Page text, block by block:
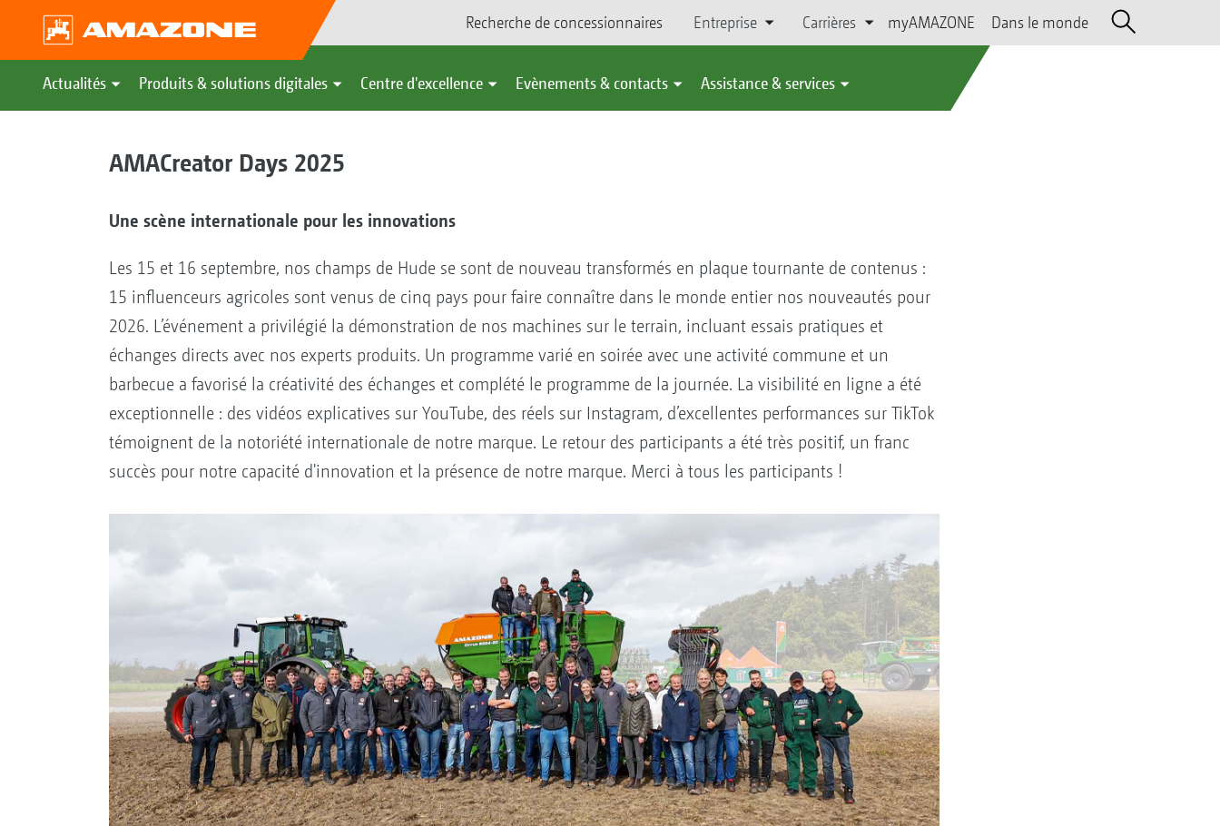
Recherche de concessionnaires Entreprise Carrières myAMAZONE Dans le monde
Actualités Produits & solutions digitales Centre d'excellence Evènements & contacts Assistance & services
AMACreator Days 2025
Une scène internationale pour les innovations
Les 15 et 16 septembre, nos champs de Hude se sont de nouveau transformés en plaque tournante de contenus :
15 influenceurs agricoles sont venus de cinq pays pour faire connaître dans le monde entier nos nouveautés pour
2026. L’événement a privilégié la démonstration de nos machines sur le terrain, incluant essais pratiques et
échanges directs avec nos experts produits. Un programme varié en soirée avec une activité commune et un
barbecue a favorisé la créativité des échanges et complété le programme de la journée. La visibilité en ligne a été
exceptionnelle : des vidéos explicatives sur YouTube, des réels sur Instagram, d’excellentes performances sur TikTok
témoignent de la notoriété internationale de notre marque. Le retour des participants a été très positif, un franc
succès pour notre capacité d'innovation et la présence de notre marque. Merci à tous les participants !